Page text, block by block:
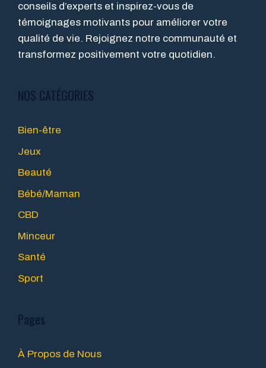
conseils d’experts et inspirez-vous de
témoignages motivants pour améliorer votre
qualité de vie. Rejoignez notre communauté et
transformez positivement votre quotidien.
NOS CATÉGORIES
Bien-être
Jeux
Beauté
Bébé/Maman
CBD
Minceur
Santé
Sport
Pages
À Propos de Nous